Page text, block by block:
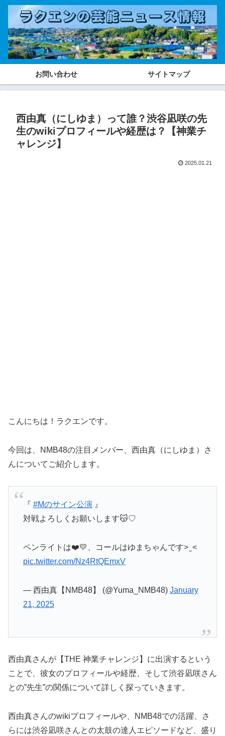
お問い合わせ サイトマップ
西由真（にしゆま）って誰？渋谷凪咲の先
生のwikiプロフィールや経歴は？【神業チ
ャレンジ】
2025.01.21
こんにちは！ラクエンです。
今回は、NMB48の注目メンバー、西由真（にしゆま）さ
んについてご紹介します。
『 #Mのサイン公演』
対戦よろしくお願いします😽♡
ペンライトは❤️💛、コールはゆまちゃんです> ̫ <
pic.twitter.com/Nz4RtQEmxV
— 西由真【NMB48】 (@Yuma_NMB48) January
21, 2025
西由真さんが【THE 神業チャレンジ】に出演するという
ことで、彼女のプロフィールや経歴、そして渋谷凪咲さん
との”先生”の関係について詳しく探っていきます。
西由真さんのwikiプロフィールや、NMB48での活躍、さ
らには渋谷凪咲さんとの太鼓の達人エピソードなど、盛り